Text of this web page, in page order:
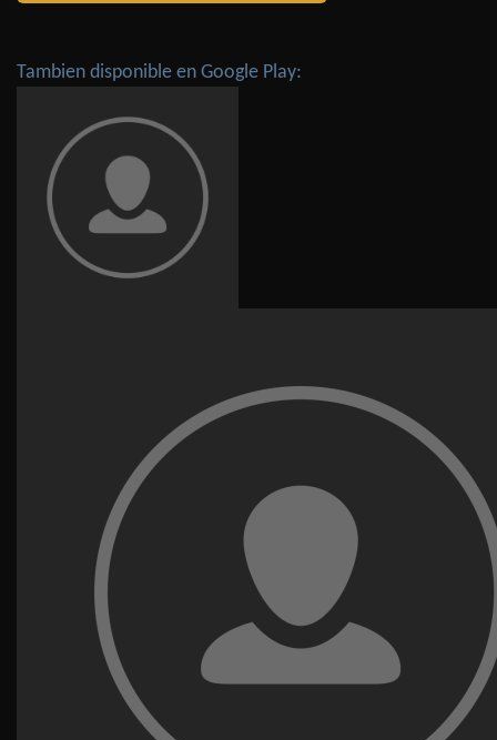
Tambien disponible en Google Play: